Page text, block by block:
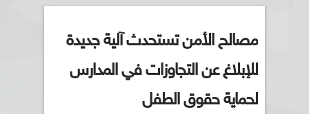
مصالح الأمن تستحدث آلية جديدة
للإبلاغ عن التجاوزات في المدارس
لحماية حقوق الطفل